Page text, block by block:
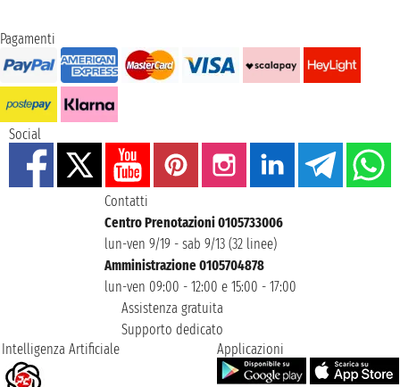
Pagamenti
Social
Contatti
Centro Prenotazioni 0105733006
lun-ven 9/19 - sab 9/13 (32 linee)
Amministrazione 0105704878
lun-ven 09:00 - 12:00 e 15:00 - 17:00
Assistenza gratuita
Supporto dedicato
Intelligenza Artificiale
Applicazioni